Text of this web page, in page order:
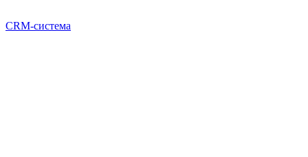
CRM-система